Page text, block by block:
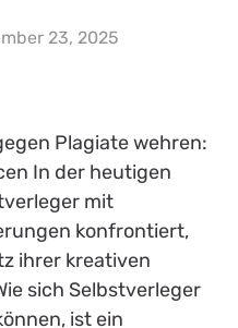
23, 2025
Plagiate wehren:
In der heutigen
mit
konfrontiert,
ihrer kreativen
sich Selbstverleger
ist ein